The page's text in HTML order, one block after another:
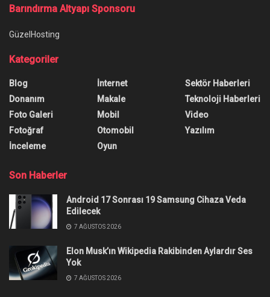
Yeni The Marvels Fragmanı
Yayımlandı
The Marvels'ın yeni fragmanı resmen yayımlandı.
2 dakikadan daha uzun olan fragman, filme
detaylı bir bakış attırıyor.
Yazar: Burak Öz